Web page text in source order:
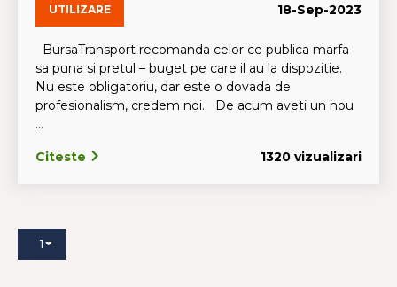
UTILIZARE 18-Sep-2023
BursaTransport recomanda celor ce publica marfa
sa puna si pretul – buget pe care il au la dispozitie.
Nu este obligatoriu, dar este o dovada de
profesionalism, credem noi. De acum aveti un nou
...
Citeste 1320 vizualizari
1